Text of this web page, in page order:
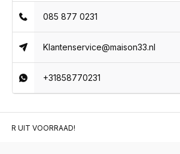
085 877 0231
Klantenservice@maison33.nl
+31858770231
UIT VOORRAAD!